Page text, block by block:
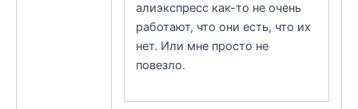
алиэкспресс как-то не очень
работают, что они есть, что их
нет. Или мне просто не
повезло.